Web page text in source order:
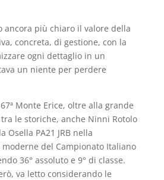
ancora più chiaro il valore della
concreta, di gestione, con la
ogni dettaglio in un
un niente per perdere
Monte Erice, oltre alla grande
le storiche, anche Ninni Rotolo
Osella PA21 JRB nella
del Campionato Italiano
36° assoluto e 9° di classe.
va letto considerando le